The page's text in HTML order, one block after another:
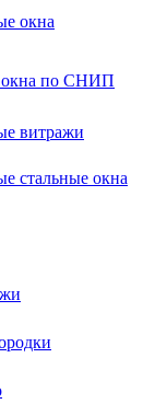
окна
окна по СНИП
витражи
стальные окна